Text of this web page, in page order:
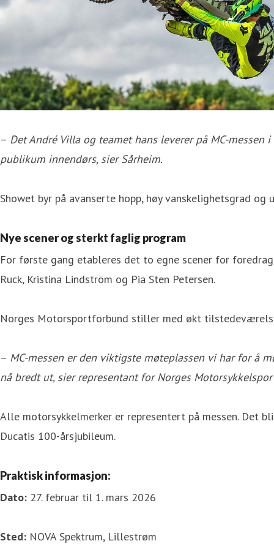
– Det André Villa og teamet hans leverer på MC-
publikum innendørs, sier Sårheim.
Showet byr på avanserte hopp, høy vanskelighetsgrad
Nye scener og sterkt faglig program
For første gang etableres det to egne scener for
Ruck, Kristina Lindström og Pia Sten Petersen.
Norges Motorsportforbund stiller med økt
– MC-messen er den viktigste møteplassen vi har for å
nå bredt ut, sier representant for Norges
Alle motorsykkelmerker er representert på messen. Det
Ducatis 100-årsjubileum.
Praktisk informasjon:
Dato: 27. februar til 1. mars 2026
Sted: NOVA Spektrum, Lillestrøm